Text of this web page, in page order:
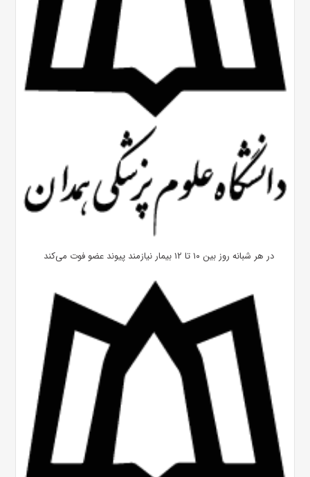
در هر شبانه روز بین ۱۰ تا ۱۲ بیمار نیازمند پیوند عضو فوت می‌کند